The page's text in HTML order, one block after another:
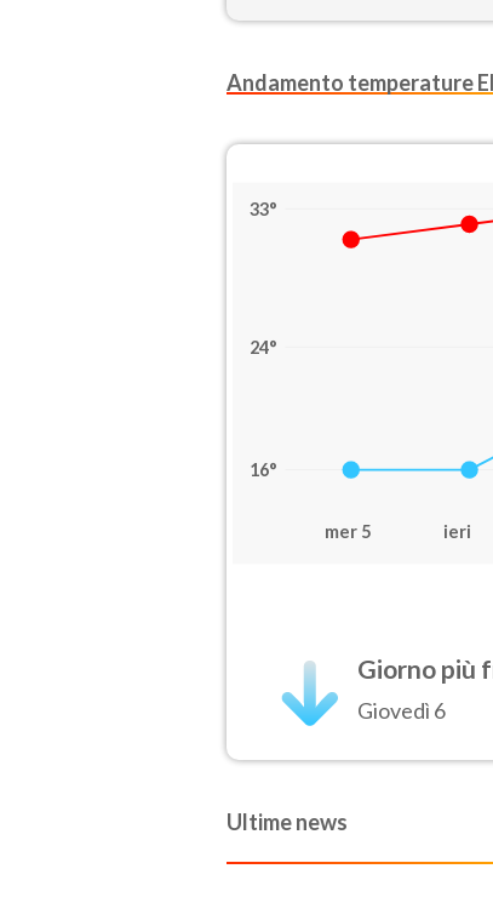
Andamento temperature
33°
24°
16°
mer 5 ieri
Giorno più
Giovedì 6
Ultime news